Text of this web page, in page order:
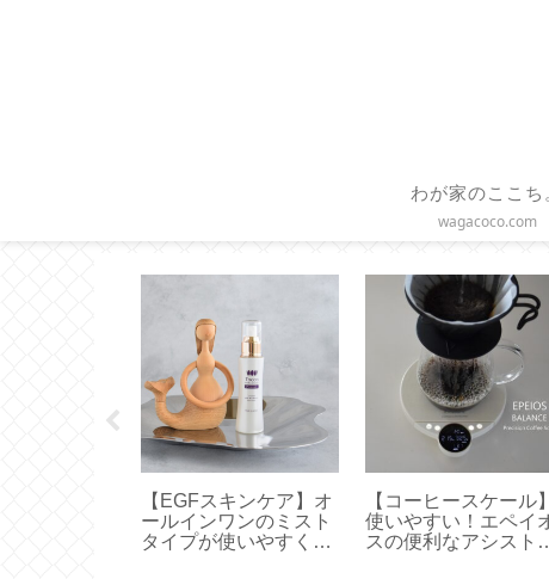
わが家のここち
wagacoco.com
【EGFスキンケア】オ
ールインワンのミスト
タイプが使いやすく続
【コーヒースケール】
使いやすい！エペイ
スの便利なアシスト